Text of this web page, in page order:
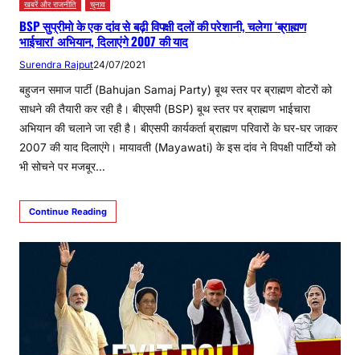
खबरें और राजनीति चुनाव
BSP सुप्रीमो के एक दांव से बढ़ी विपक्षी दलों की परेशानी, चलेगा ‘ब्राह्मण
भाईचारा’ अभियान, दिलाएंगे 2007 की याद
Surendra Rajput24/07/2021
बहुजन समाज पार्टी (Bahujan Samaj Party) बूथ स्तर पर ब्राह्मण वोटरों को
साधने की तैयारी कर रही है। बीएसपी (BSP) बूथ स्तर पर ब्राह्मण भाईचारा
अभियान की चलाने जा रही है। बीएसपी कार्यकर्ता ब्राह्मण परिवारों के घर-घर जाकर
2007 की याद दिलाएंगे। मायावती (Mayawati) के इस दांव ने विपक्षी पार्टियों को
भी सोचने पर मजबूर…
Continue Reading